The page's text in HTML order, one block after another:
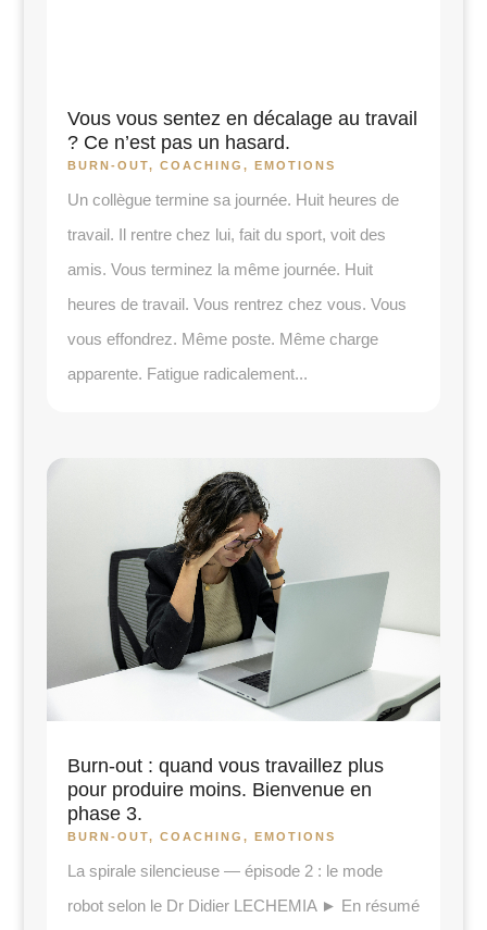
Vous vous sentez en décalage au travail
? Ce n’est pas un hasard.
BURN-OUT, COACHING , EMOTIONS
Un collègue termine sa journée. Huit heures de
travail. Il rentre chez lui, fait du sport, voit des
amis. Vous terminez la même journée. Huit
heures de travail. Vous rentrez chez vous. Vous
vous effondrez. Même poste. Même charge
apparente. Fatigue radicalement...
Burn-out : quand vous travaillez plus
pour produire moins. Bienvenue en
phase 3.
BURN-OUT, COACHING , EMOTIONS
La spirale silencieuse — épisode 2 : le mode
robot selon le Dr Didier LECHEMIA ► En résumé